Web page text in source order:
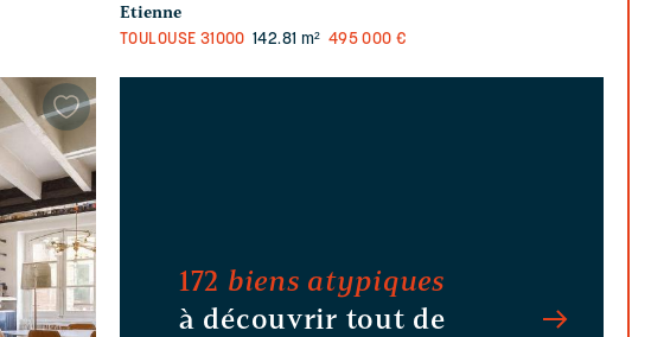
Etienne
TOULOUSE 31000 142.81 m² 495 000 €
172 biens atypiques
à découvrir tout de